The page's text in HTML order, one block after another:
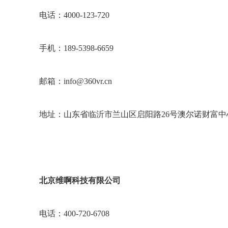
电话：4000-123-720
手机：189-5398-6659
邮箱：info@360vr.cn
地址：山东省临沂市兰山区启阳路26号澳尔诺财富中
北京维啊科技有限公司
电话：400-720-6708